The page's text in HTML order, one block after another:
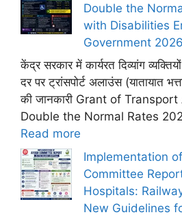
Double the
with Disabilities
Government 2026
केंद्र सरकार में कार्यरत दिव्यांग
दर पर ट्रांसपोर्ट अलाउंस (यातायात
की जानकारी Grant of
Double the Normal Rates
Read more
Implementation
Committee
Hospitals:
New Guidelines